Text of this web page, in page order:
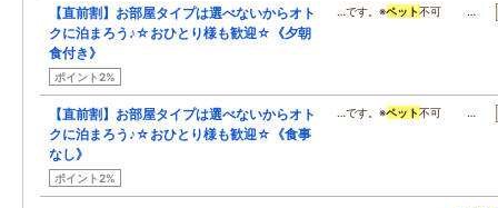
【直前割】お部屋タイプは選べないからオト
クに泊まろう♪☆おひとり様も歓迎☆《夕朝
食付き》
ポイント2%
…です。※ペット不可 …
【直前割】お部屋タイプは選べないからオト
クに泊まろう♪☆おひとり様も歓迎☆《食事
なし》
ポイント2%
…です。※ペット不可 …